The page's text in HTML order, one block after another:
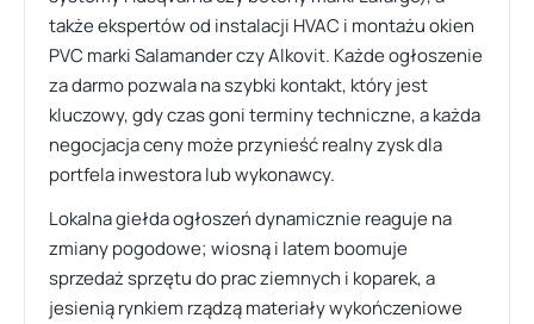
także ekspertów od instalacji HVAC i montażu okien
PVC marki Salamander czy Alkovit. Każde ogłoszenie
za darmo pozwala na szybki kontakt, który jest
kluczowy, gdy czas goni terminy techniczne, a każda
negocjacja ceny może przynieść realny zysk dla
portfela inwestora lub wykonawcy.
Lokalna giełda ogłoszeń dynamicznie reaguje na
zmiany pogodowe; wiosną i latem boomuje
sprzedaż sprzętu do prac ziemnych i koparek, a
jesienią rynkiem rządzą materiały wykończeniowe